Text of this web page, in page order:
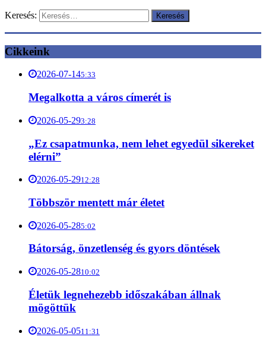
Keresés:
Cikkeink
2026-07-145:33
Megalkotta a város címerét is
2026-05-293:28
„Ez csapatmunka, nem lehet egyedül sikereket
elérni”
2026-05-2912:28
Többször mentett már életet
2026-05-285:02
Bátorság, önzetlenség és gyors döntések
2026-05-2810:02
Életük legnehezebb időszakában állnak
mögöttük
2026-05-0511:31